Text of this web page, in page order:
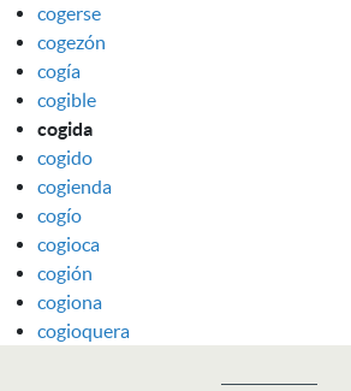
cogerse
cogezón
cogía
cogible
cogida
cogido
cogienda
cogío
cogioca
cogión
cogiona
cogioquera